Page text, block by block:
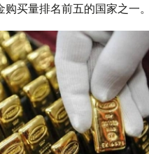
买量排名前五的国家之一。